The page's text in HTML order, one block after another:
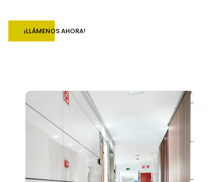
¡LLÁMENOS AHORA!